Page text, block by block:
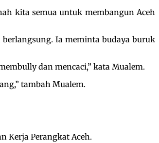
kita semua untuk membangun Aceh
Ia meminta budaya buruk
dan mencaci,” kata Mualem.
tambah Mualem.
Kerja Perangkat Aceh.